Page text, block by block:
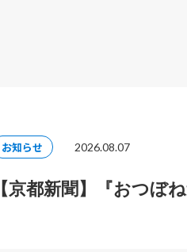
お知らせ 2026.08.07
【京都新聞】『おつぼ